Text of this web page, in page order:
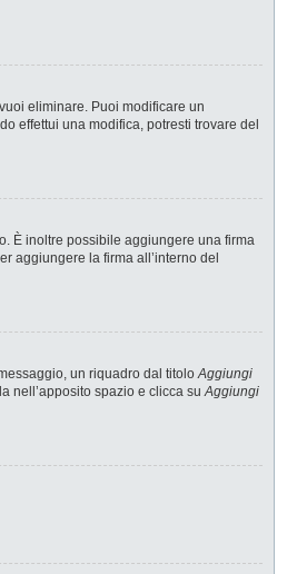
eliminare. Puoi modificare un
effettui una modifica, potresti trovare del
È inoltre possibile aggiungere una firma
aggiungere la firma all’interno del
un riquadro dal titoloAggiungi
nell’apposito spazio e clicca suAggiungi